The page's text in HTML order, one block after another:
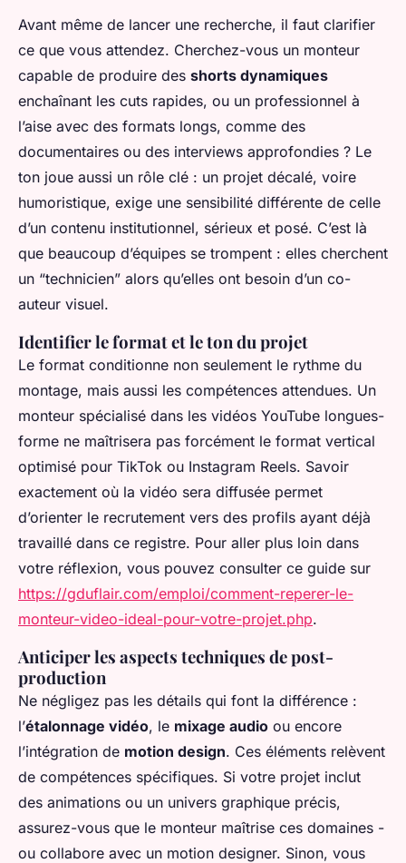
Avant même de lancer une recherche, il faut clarifier
ce que vous attendez. Cherchez-vous un monteur
capable de produire des shorts dynamiques
enchaînant les cuts rapides, ou un professionnel à
l’aise avec des formats longs, comme des
documentaires ou des interviews approfondies ? Le
ton joue aussi un rôle clé : un projet décalé, voire
humoristique, exige une sensibilité différente de celle
d’un contenu institutionnel, sérieux et posé. C’est là
que beaucoup d’équipes se trompent : elles cherchent
un “technicien” alors qu’elles ont besoin d’un co-
auteur visuel.
Identifier le format et le ton du projet
Le format conditionne non seulement le rythme du
montage, mais aussi les compétences attendues. Un
monteur spécialisé dans les vidéos YouTube longues-
forme ne maîtrisera pas forcément le format vertical
optimisé pour TikTok ou Instagram Reels. Savoir
exactement où la vidéo sera diffusée permet
d’orienter le recrutement vers des profils ayant déjà
travaillé dans ce registre. Pour aller plus loin dans
votre réflexion, vous pouvez consulter ce guide sur
https://gduflair.com/emploi/comment-reperer-le-
monteur-video-ideal-pour-votre-projet.php.
Anticiper les aspects techniques de post-
production
Ne négligez pas les détails qui font la différence :
l’étalonnage vidéo, le mixage audio ou encore
l’intégration de motion design. Ces éléments relèvent
de compétences spécifiques. Si votre projet inclut
des animations ou un univers graphique précis,
assurez-vous que le monteur maîtrise ces domaines -
ou collabore avec un motion designer. Sinon, vous